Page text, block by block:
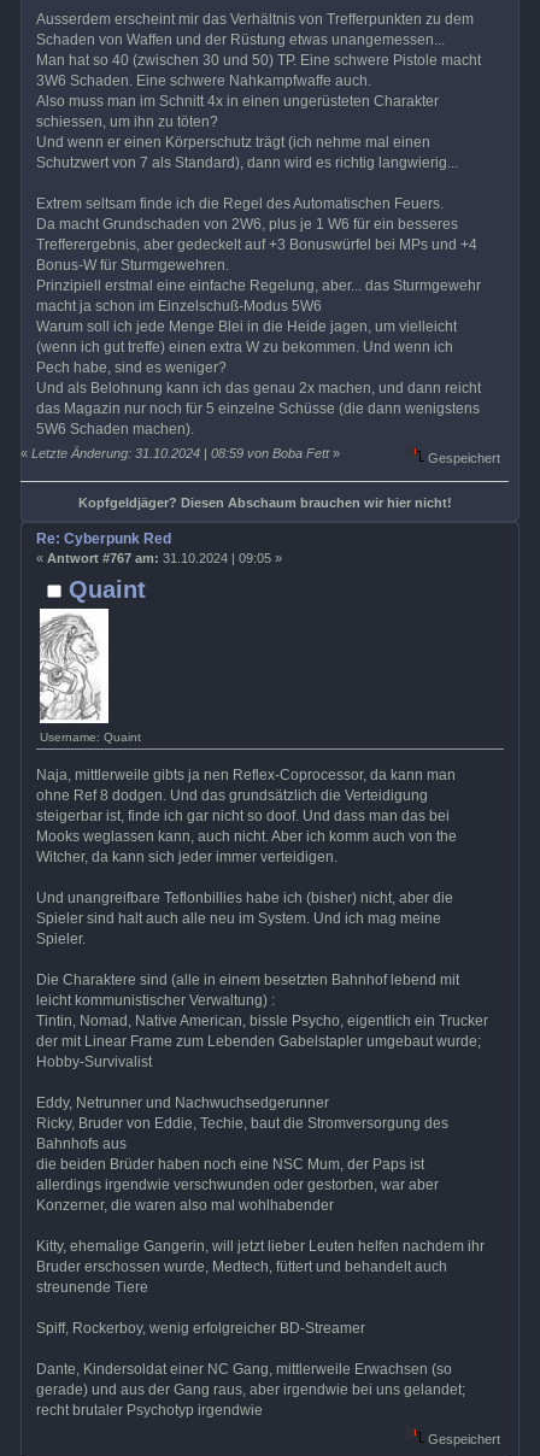
Ausserdem erscheint mir das Verhältnis von Trefferpunkten zu dem
Schaden von Waffen und der Rüstung etwas unangemessen...
Man hat so 40 (zwischen 30 und 50) TP. Eine schwere Pistole macht
3W6 Schaden. Eine schwere Nahkampfwaffe auch.
Also muss man im Schnitt 4x in einen ungerüsteten Charakter
schiessen, um ihn zu töten?
Und wenn er einen Körperschutz trägt (ich nehme mal einen
Schutzwert von 7 als Standard), dann wird es richtig langwierig...
Extrem seltsam finde ich die Regel des Automatischen Feuers.
Da macht Grundschaden von 2W6, plus je 1 W6 für ein besseres
Trefferergebnis, aber gedeckelt auf +3 Bonuswürfel bei MPs und +4
Bonus-W für Sturmgewehren.
Prinzipiell erstmal eine einfache Regelung, aber... das Sturmgewehr
macht ja schon im Einzelschuß-Modus 5W6
Warum soll ich jede Menge Blei in die Heide jagen, um vielleicht
(wenn ich gut treffe) einen extra W zu bekommen. Und wenn ich
Pech habe, sind es weniger?
Und als Belohnung kann ich das genau 2x machen, und dann reicht
das Magazin nur noch für 5 einzelne Schüsse (die dann wenigstens
5W6 Schaden machen).
«Letzte Änderung: 31.10.2024 | 08:59 von Boba Fett» Gespeichert
Kopfgeldjäger? Diesen Abschaum brauchen wir hier nicht!
Quaint
Username: Quaint
Re: Cyberpunk Red
« Antwort #767 am: 31.10.2024 | 09:05 »
Naja, mittlerweile gibts ja nen Reflex-Coprocessor, da kann man
ohne Ref 8 dodgen. Und das grundsätzlich die Verteidigung
steigerbar ist, finde ich gar nicht so doof. Und dass man das bei
Mooks weglassen kann, auch nicht. Aber ich komm auch von the
Witcher, da kann sich jeder immer verteidigen.
Und unangreifbare Teflonbillies habe ich (bisher) nicht, aber die
Spieler sind halt auch alle neu im System. Und ich mag meine
Spieler.
Die Charaktere sind (alle in einem besetzten Bahnhof lebend mit
leicht kommunistischer Verwaltung) :
Tintin, Nomad, Native American, bissle Psycho, eigentlich ein Trucker
der mit Linear Frame zum Lebenden Gabelstapler umgebaut wurde;
Hobby-Survivalist
Eddy, Netrunner und Nachwuchsedgerunner
Ricky, Bruder von Eddie, Techie, baut die Stromversorgung des
Bahnhofs aus
die beiden Brüder haben noch eine NSC Mum, der Paps ist
allerdings irgendwie verschwunden oder gestorben, war aber
Konzerner, die waren also mal wohlhabender
Kitty, ehemalige Gangerin, will jetzt lieber Leuten helfen nachdem ihr
Bruder erschossen wurde, Medtech, füttert und behandelt auch
streunende Tiere
Spiff, Rockerboy, wenig erfolgreicher BD-Streamer
Dante, Kindersoldat einer NC Gang, mittlerweile Erwachsen (so
gerade) und aus der Gang raus, aber irgendwie bei uns gelandet;
recht brutaler Psychotyp irgendwie
Gespeichert